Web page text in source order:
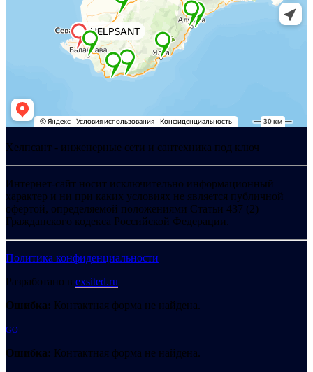
Хелпсант - инженерные сети и сантехника под ключ
Интернет-сайт носит исключительно информационный
характер и ни при каких условиях не является публичной
офертой, определяемой положениями Статьи 437 (2)
Гражданского кодекса Российской Федерации.
Политика конфиденциальности
Разработано в exsited.ru
Ошибка: Контактная форма не найдена.
GO
Ошибка: Контактная форма не найдена.